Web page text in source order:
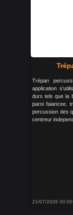
Trépan
application
durs tels que la
paroi faiancee.
percussion des
centreur
21/07/2026 00:00